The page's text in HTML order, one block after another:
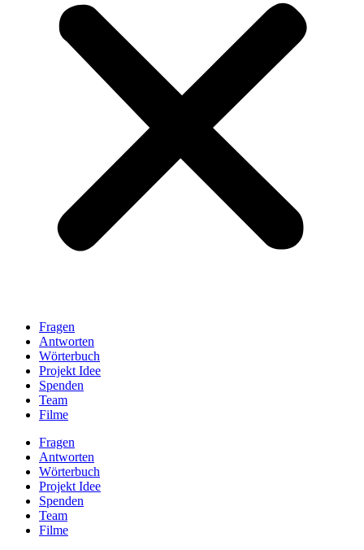
Fragen
Antworten
Wörterbuch
Projekt Idee
Spenden
Team
Filme
Fragen
Antworten
Wörterbuch
Projekt Idee
Spenden
Team
Filme